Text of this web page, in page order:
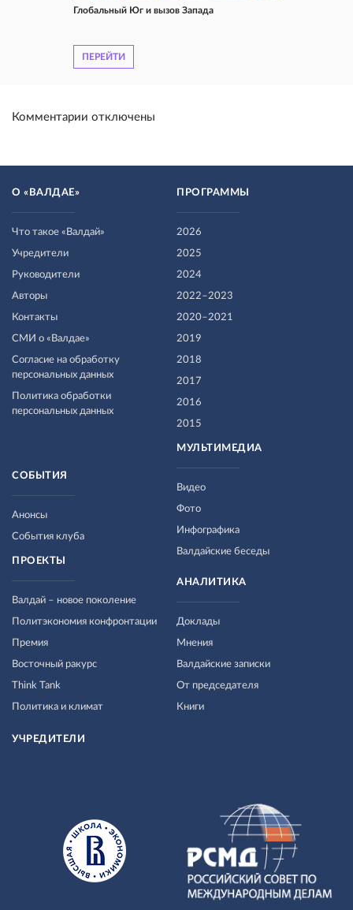
Глобальный Юг и вызов Запада
ПЕРЕЙТИ
Комментарии отключены
О «ВАЛДАЕ»
Что такое «Валдай»
Учредители
Руководители
Авторы
Контакты
СМИ о «Валдае»
Согласие на обработку
персональных данных
Политика обработки
персональных данных
ПРОГРАММЫ
2026
2025
2024
2022–2023
2020–2021
2019
2018
2017
2016
2015
МУЛЬТИМЕДИА
Видео
Фото
Инфографика
Валдайские беседы
СОБЫТИЯ
Анонсы
События клуба
ПРОЕКТЫ
Валдай – новое поколение
Политэкономия конфронтации
Премия
Восточный ракурс
Think Tank
Политика и климат
АНАЛИТИКА
Доклады
Мнения
Валдайские записки
От председателя
Книги
УЧРЕДИТЕЛИ